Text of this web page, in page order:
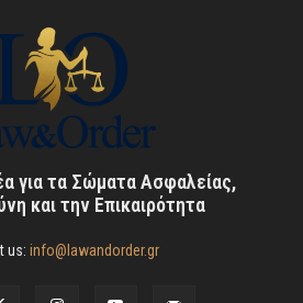
για τα Σώματα Ασφαλείας,
και την Επικαιρότητα
us: info@lawandorder.gr